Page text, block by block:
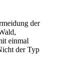
der
einmal
der Typ